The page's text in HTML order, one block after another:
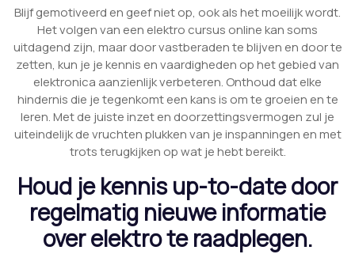
Blijf gemotiveerd en geef niet op, ook als het moeilijk wordt.
Het volgen van een elektro cursus online kan soms
uitdagend zijn, maar door vastberaden te blijven en door te
zetten, kun je je kennis en vaardigheden op het gebied van
elektronica aanzienlijk verbeteren. Onthoud dat elke
hindernis die je tegenkomt een kans is om te groeien en te
leren. Met de juiste inzet en doorzettingsvermogen zul je
uiteindelijk de vruchten plukken van je inspanningen en met
trots terugkijken op wat je hebt bereikt.
Houd je kennis up-to-date door
regelmatig nieuwe informatie
over elektro te raadplegen.